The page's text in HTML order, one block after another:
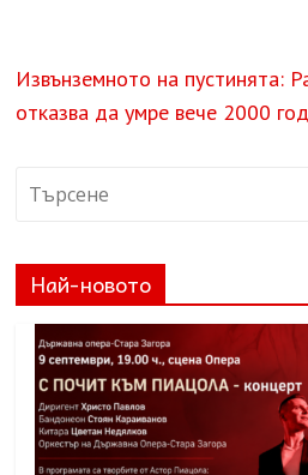
Извънземното на пустинята:
отказва да умре вече 2000
Най-новото